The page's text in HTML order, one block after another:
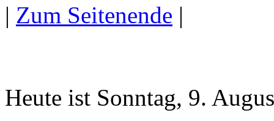
| Zum Seitenende |
Heute ist Sonntag, 9.